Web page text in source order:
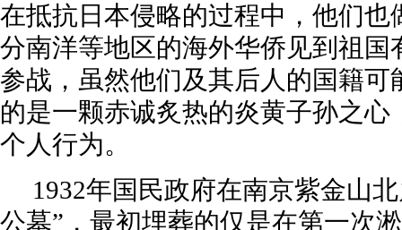
在抵抗日本侵略的过程中，他们也
分南洋等地区的海外华侨见到祖国
参战，虽然他们及其后人的国籍可
的是一颗赤诚炙热的炎黄子孙之心
个人行为。
1932年国民政府在南京紫金山
公墓”，最初埋葬的仅是在第一次